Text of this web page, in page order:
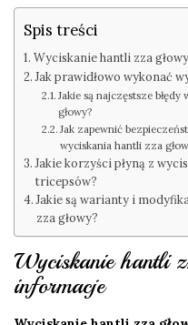
Spis treści
Wyciskanie hantli zza
Jak prawidłowo wykonać
Jakie są najczęstsze
głowy?
Jak zapewnić
wyciskania hantli zza
Jakie korzyści płyną z
tricepsów?
Jakie są warianty i
zza głowy?
Wyciskanie hantli
informacje